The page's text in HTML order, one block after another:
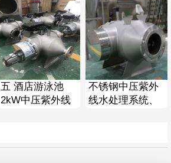
定制可接受OEM
PLC智能控制
五 酒店游泳池
2kW中压紫外线
不锈钢中压紫外
线水处理系统、